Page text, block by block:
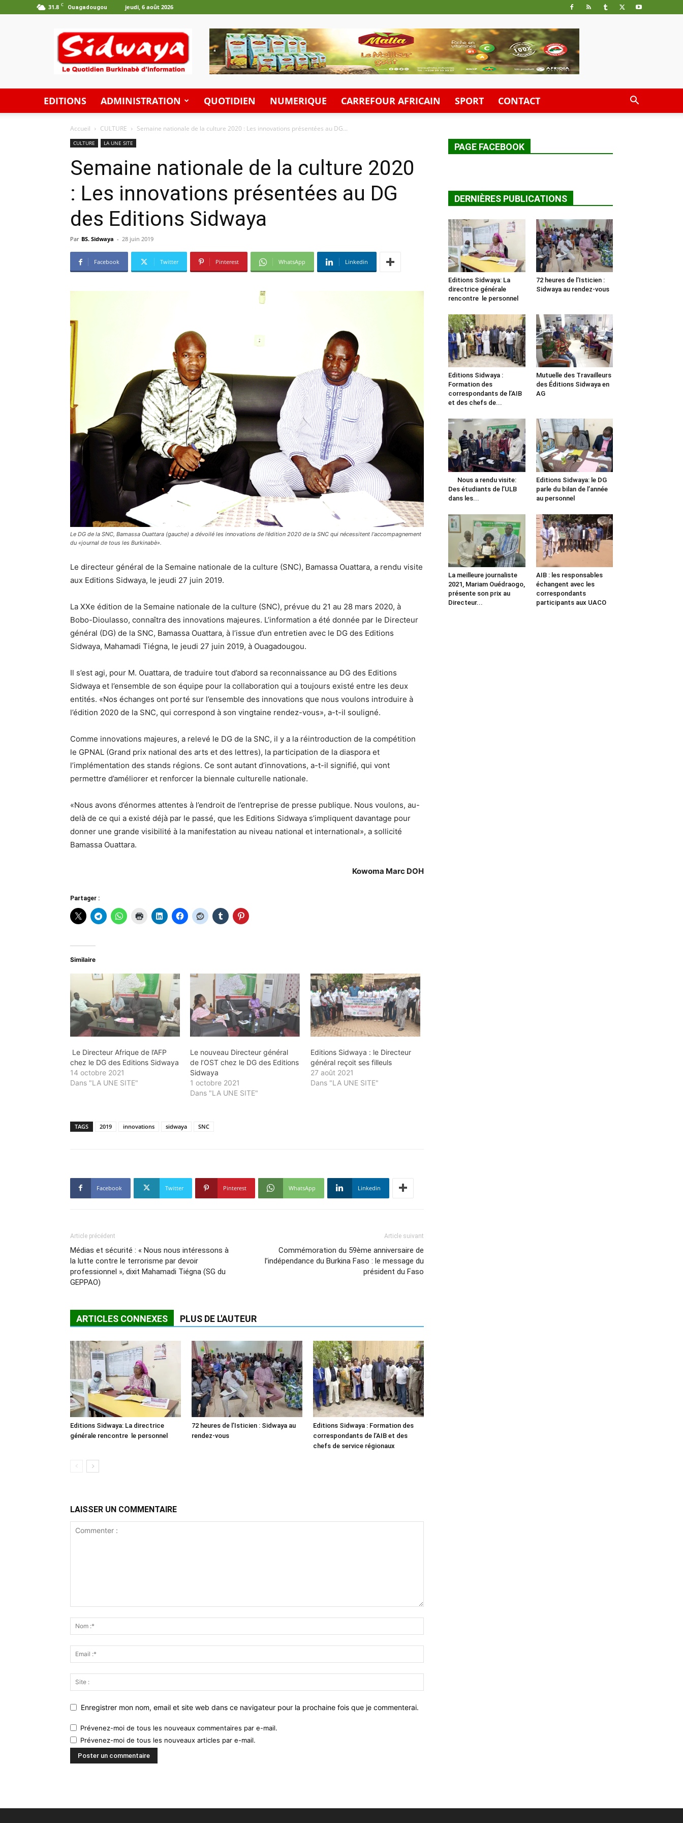
31.8 C Ouagadougou jeudi, 6 août 2026
Les
Editions
Sidwaya
EDITIONS ADMINISTRATION QUOTIDIEN NUMERIQUE CARREFOUR AFRICAIN SPORT CONTACT
Accueil CULTURE Semaine nationale de la culture 2020 : Les innovations présentées au DG...
CULTURE LA UNE SITE
Semaine nationale de la culture 2020
: Les innovations présentées au DG
des Editions Sidwaya
Par BS. Sidwaya - 28 juin 2019
Facebook Twitter Pinterest WhatsApp Linkedin
Le DG de la SNC, Bamassa Ouattara (gauche) a dévoilé les innovations de l’édition 2020 de la SNC qui nécessitent l'accompagnement
du «journal de tous les Burkinabè».
Le directeur général de la Semaine nationale de la culture (SNC), Bamassa Ouattara, a rendu visite
aux Editions Sidwaya, le jeudi 27 juin 2019.
La XXe édition de la Semaine nationale de la culture (SNC), prévue du 21 au 28 mars 2020, à
Bobo-Dioulasso, connaîtra des innovations majeures. L’information a été donnée par le Directeur
général (DG) de la SNC, Bamassa Ouattara, à l’issue d’un entretien avec le DG des Editions
Sidwaya, Mahamadi Tiégna, le jeudi 27 juin 2019, à Ouagadougou.
Il s’est agi, pour M. Ouattara, de traduire tout d’abord sa reconnaissance au DG des Editions
Sidwaya et l’ensemble de son équipe pour la collaboration qui a toujours existé entre les deux
entités. «Nos échanges ont porté sur l’ensemble des innovations que nous voulons introduire à
l’édition 2020 de la SNC, qui correspond à son vingtaine rendez-vous», a-t-il souligné.
Comme innovations majeures, a relevé le DG de la SNC, il y a la réintroduction de la compétition
le GPNAL (Grand prix national des arts et des lettres), la participation de la diaspora et
l’implémentation des stands régions. Ce sont autant d’innovations, a-t-il signifié, qui vont
permettre d’améliorer et renforcer la biennale culturelle nationale.
«Nous avons d’énormes attentes à l’endroit de l’entreprise de presse publique. Nous voulons, au-
delà de ce qui a existé déjà par le passé, que les Editions Sidwaya s’impliquent davantage pour
donner une grande visibilité à la manifestation au niveau national et international», a sollicité
Bamassa Ouattara.
Kowoma Marc DOH
Partager :
Similaire
Le Directeur Afrique de l’AFP
chez le DG des Editions Sidwaya
14 octobre 2021
Dans "LA UNE SITE"
Le nouveau Directeur général
de l’OST chez le DG des Editions
Sidwaya
1 octobre 2021
Dans "LA UNE SITE"
Editions Sidwaya : le Directeur
général reçoit ses filleuls
27 août 2021
Dans "LA UNE SITE"
TAGS 2019 innovations sidwaya SNC
Facebook Twitter Pinterest WhatsApp Linkedin
Article précédent
Médias et sécurité : « Nous nous intéressons à
la lutte contre le terrorisme par devoir
professionnel », dixit Mahamadi Tiégna (SG du
GEPPAO)
Article suivant
Commémoration du 59ème anniversaire de
l’indépendance du Burkina Faso : le message du
président du Faso
ARTICLES CONNEXES PLUS DE L'AUTEUR
Editions Sidwaya: La directrice
générale rencontre le personnel
72 heures de l’Isticien : Sidwaya au
rendez-vous
Editions Sidwaya : Formation des
correspondants de l’AIB et des
chefs de service régionaux
LAISSER UN COMMENTAIRE
Enregistrer mon nom, email et site web dans ce navigateur pour la prochaine fois que je commenterai.
Prévenez-moi de tous les nouveaux commentaires par e-mail.
Prévenez-moi de tous les nouveaux articles par e-mail.
PAGE FACEBOOK
DERNIÈRES PUBLICATIONS
Editions Sidwaya: La
directrice générale
rencontre le personnel
72 heures de l’Isticien :
Sidwaya au rendez-vous
Editions Sidwaya :
Formation des
correspondants de l’AIB
et des chefs de...
Mutuelle des Travailleurs
des Éditions Sidwaya en
AG
Nous a rendu visite:
Des étudiants de l’ULB
dans les...
Editions Sidwaya: le DG
parle du bilan de l’année
au personnel
La meilleure journaliste
2021, Mariam Ouédraogo,
présente son prix au
Directeur...
AIB : les responsables
échangent avec les
correspondants
participants aux UACO